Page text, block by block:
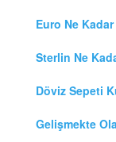
Euro Ne Kadar
Sterlin Ne
Döviz Sepeti
Gelişmekte